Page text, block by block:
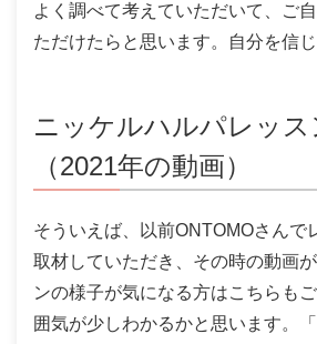
よく調べて考えていただいて、ご
ただけたらと思います。自分を信じ
ニッケルハルパレッス
（2021年の動画）
そういえば、以前ONTOMOさんで
取材していただき、その時の動画
ンの様子が気になる方はこちらも
囲気が少しわかるかと思います。